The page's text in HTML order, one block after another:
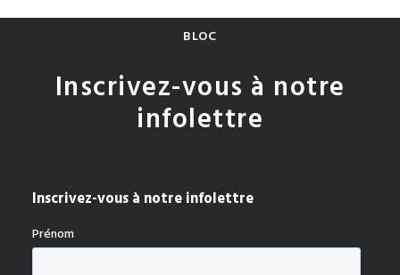
BLOC
Inscrivez-vous à notre
infolettre